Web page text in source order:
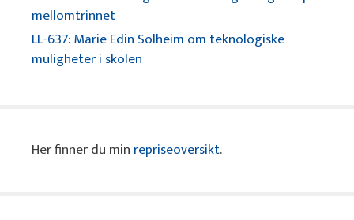
mellomtrinnet
LL-637: Marie Edin Solheim om teknologiske
muligheter i skolen
Her finner du min repriseoversikt.